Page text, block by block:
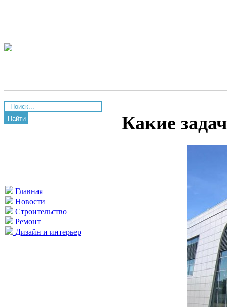
Найти
Главная
Новости
Строительство
Ремонт
Дизайн и интерьер
Какие